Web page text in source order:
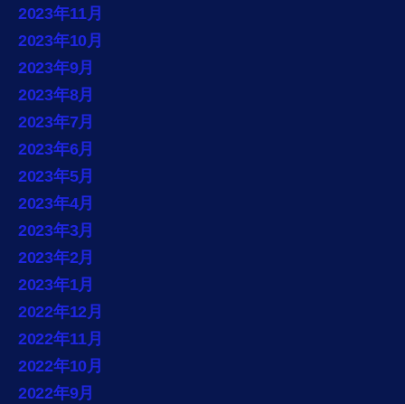
2023年11月
2023年10月
2023年9月
2023年8月
2023年7月
2023年6月
2023年5月
2023年4月
2023年3月
2023年2月
2023年1月
2022年12月
2022年11月
2022年10月
2022年9月